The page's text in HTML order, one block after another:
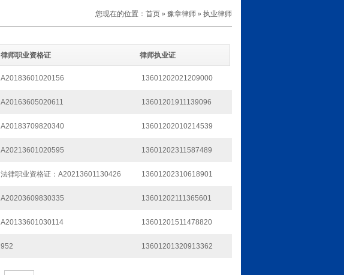
您现在的位置： 首页 » 豫章律师 » 执业律师
律师职业资格证 律师执业证
A20183601020156 13601202021209000
A20163605020611 13601201911139096
A20183709820340 13601202010214539
A20213601020595 13601202311587489
法律职业资格证：A20213601130426 13601202310618901
A20203609830335 13601202111365601
A20133601030114 13601201511478820
952 13601201320913362